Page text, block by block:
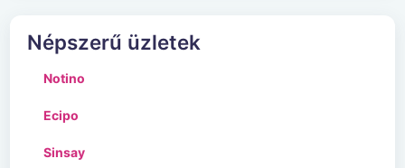
Népszerű üzletek
Notino
Ecipo
Sinsay